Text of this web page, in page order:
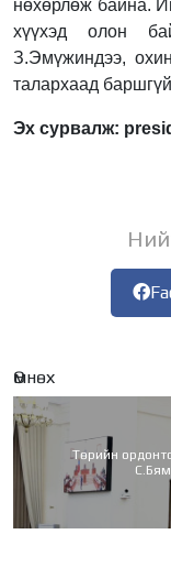
нөхөрлөж байна.
хүүхэд олон
З.Эмүжиндээ,
талархаад
Эх сурвалж:
Өмнөх
Төрийн